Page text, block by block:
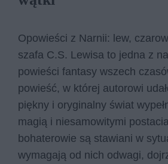
Opowieści z Narnii: lew,
szafa C.S. Lewisa to jedna z
powieści fantasy wszech
powieść, w której autorowi
piękny i oryginalny świat
magią i niesamowitymi
bohaterowie są stawiani w
wymagają od nich odwagi,